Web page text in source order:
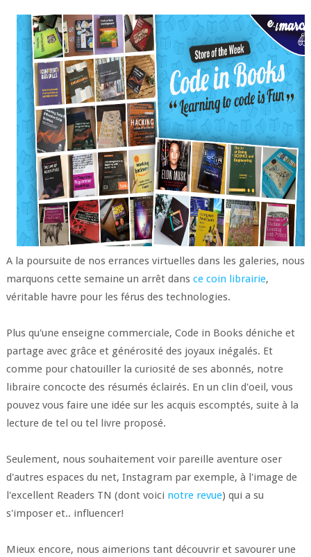
A la poursuite de nos errances virtuelles dans les galeries, nous
marquons cette semaine un arrêt dans ce coin librairie,
véritable havre pour les férus des technologies.
Plus qu'une enseigne commerciale, Code in Books déniche et
partage avec grâce et générosité des joyaux inégalés. Et
comme pour chatouiller la curiosité de ses abonnés, notre
libraire concocte des résumés éclairés. En un clin d'oeil, vous
pouvez vous faire une idée sur les acquis escomptés, suite à la
lecture de tel ou tel livre proposé.
Seulement, nous souhaitement voir pareille aventure oser
d'autres espaces du net, Instagram par exemple, à l'image de
l'excellent Readers TN (dont voici notre revue) qui a su
s'imposer et.. influencer!
Mieux encore, nous aimerions tant découvrir et savourer une